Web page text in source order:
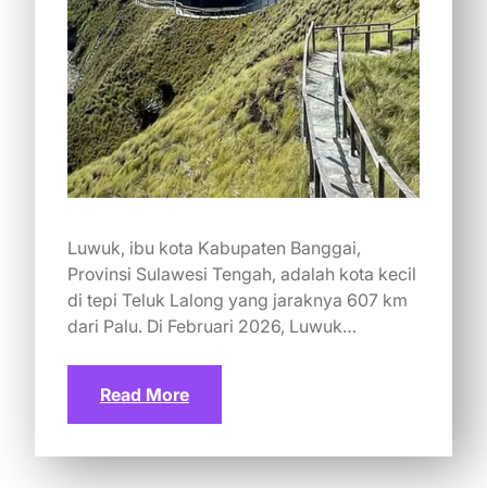
Luwuk, ibu kota Kabupaten Banggai,
Provinsi Sulawesi Tengah, adalah kota kecil
di tepi Teluk Lalong yang jaraknya 607 km
dari Palu. Di Februari 2026, Luwuk…
Read More